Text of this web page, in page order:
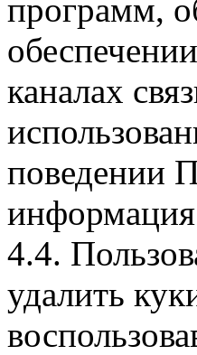
программ,
каналах
поведении
информация
4.4.
удалить